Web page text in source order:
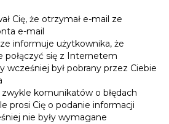
Cię, że otrzymał e-mail ze
e-mail
informuje użytkownika, że
połączyć się z Internetem
wcześniej był pobrany przez Ciebie
zwykle komunikatów o błędach
prosi Cię o podanie informacji
nie były wymagane